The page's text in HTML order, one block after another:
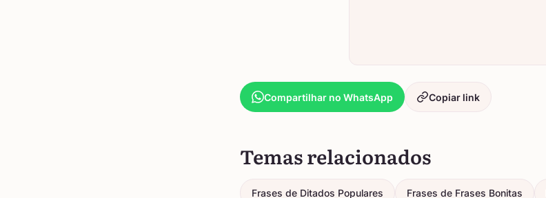
Compartilhar no WhatsApp Copiar link
Temas relacionados
Frases de Ditados Populares Frases de Frases Bonitas